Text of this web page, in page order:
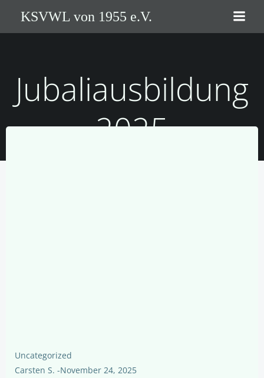
Inhalt
springen
KSVWL von 1955 e.V.
Jubaliausbildung
2025
Uncategorized
Carsten S. -November 24, 2025